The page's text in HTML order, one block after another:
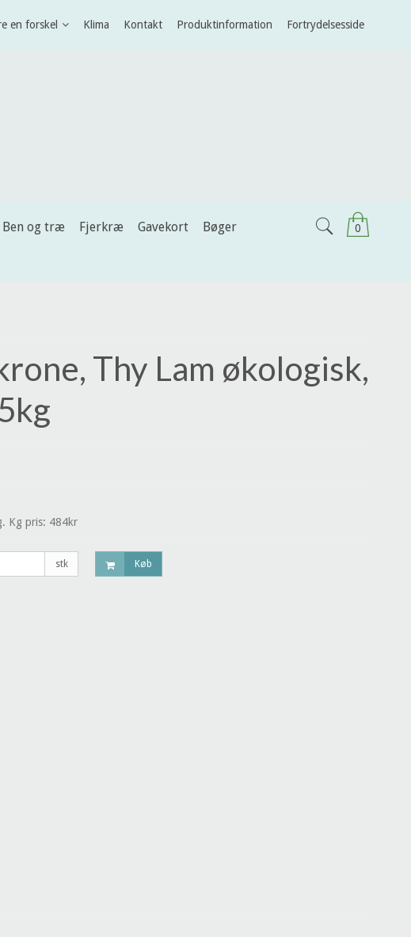
en forskel Klima Kontakt Produktinformation Fortrydelsesside
0
Ben og træ Fjerkræ Gavekort
Bøger
Thy Lam økologisk,
Kg pris: 484kr
stk Køb